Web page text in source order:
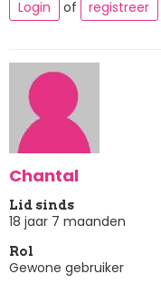
Login
of registreer
Chantal
Lid sinds
18 jaar 7 maanden
Rol
Gewone gebruiker